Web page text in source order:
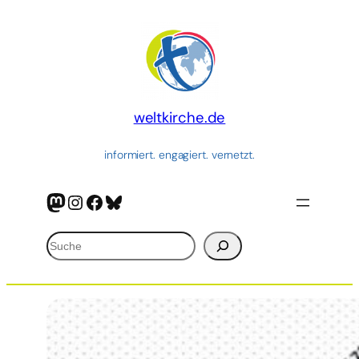
weltkirche.de
informiert. engagiert. vernetzt.
Mastodon
Instagram
Facebook
Bluesky
Suchen